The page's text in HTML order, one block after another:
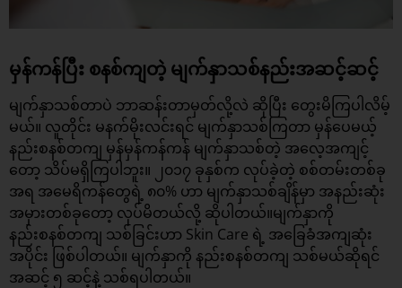
မှန်ကန်ပြီး စနစ်ကျတဲ့ မျက်နှာသစ်နည်းအဆင့်ဆင့်
မျက်နှာသစ်တာပဲ ဘာဆန်းတာမှတ်လို့လဲ ဆိုပြီး တွေးမိကြပါလိမ့်
မယ်။ လူတိုင်း မနက်မိုးလင်းရင် မျက်နှာသစ်ကြတာ မှန်ပေမယ့်
နည်းစနစ်တကျ မှန်မှန်ကန်ကန် မျက်နှာသစ်တဲ့ အလေ့အကျင့်
တော့ သိပ်မရှိကြပါဘူး။ ၂၀၁၇ ခုနှစ်က လုပ်ခဲ့တဲ့ စစ်တမ်းတစ်ခု
အရ အမေရိကန်တွေရဲ့ ၈၀% ဟာ မျက်နှာသစ်ချိန်မှာ အနည်းဆုံး
အမှားတစ်ခုတော့ လုပ်မိတယ်လို့ ဆိုပါတယ်။မျက်နှာကို
နည်းစနစ်တကျ သစ်ခြင်းဟာ Skin Care ရဲ့ အခြေခံအကျဆုံး
အပိုင်း ဖြစ်ပါတယ်။ မျက်နှာကို နည်းစနစ်တကျ သစ်မယ်ဆိုရင်
အဆင့် ၅ ဆင့်နဲ့ သစ်ရပါတယ်။